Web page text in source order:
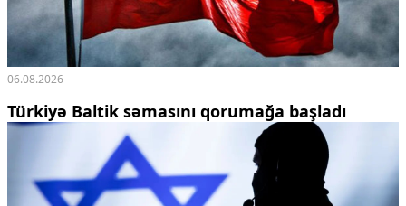
06.08.2026
Türkiyə Baltik səmasını qorumağa başladı